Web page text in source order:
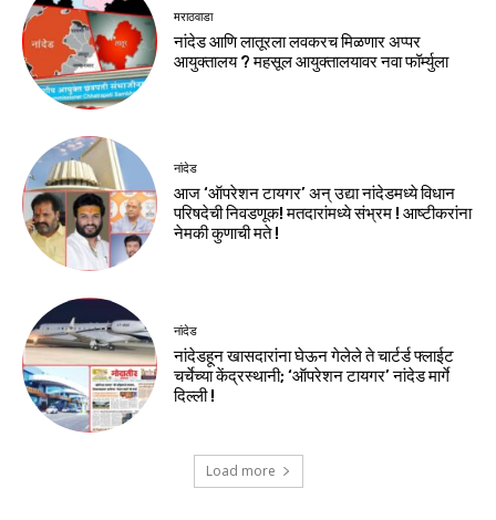
मराठवाडा
नांदेड आणि लातूरला लवकरच मिळणार अप्पर
आयुक्तालय ? महसूल आयुक्तालयावर नवा फॉर्म्युला
नांदेड
आज ‘ऑपरेशन टायगर’ अन् उद्या नांदेडमध्ये विधान
परिषदेची निवडणूक! मतदारांमध्ये संभ्रम ! आष्टीकरांना
नेमकी कुणाची मते !
नांदेड
नांदेडहून खासदारांना घेऊन गेलेले ते चार्टर्ड फ्लाईट
चर्चेच्या केंद्रस्थानी; ‘ऑपरेशन टायगर’ नांदेड मार्गे
दिल्ली !
Load more